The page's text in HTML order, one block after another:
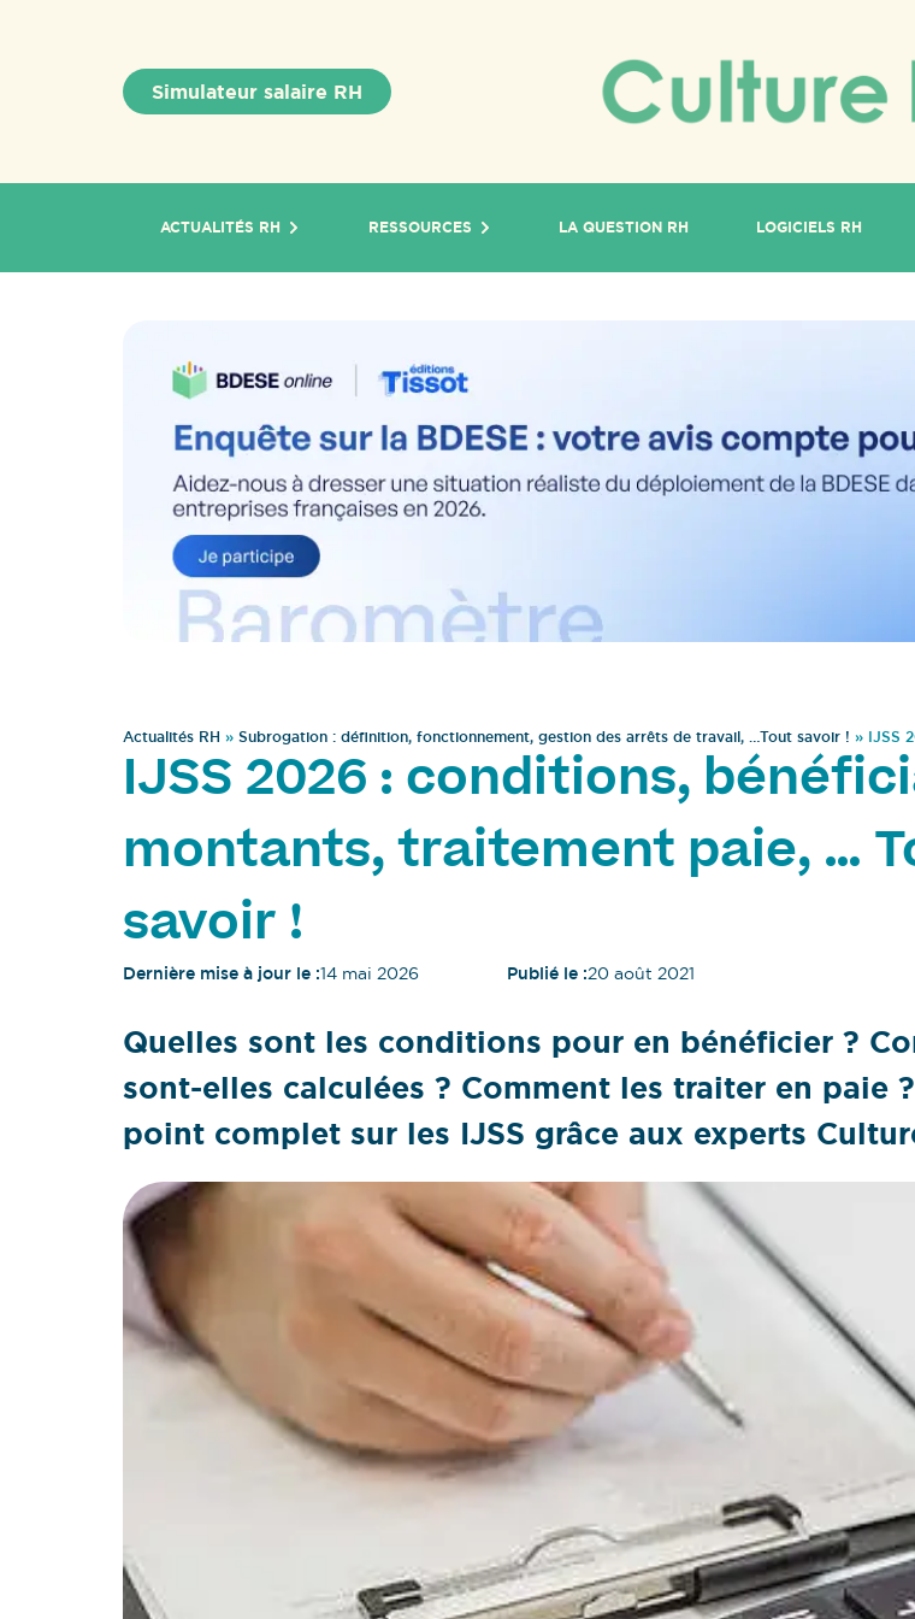
Simulateur salaire RH
ACTUALITÉS RH RESSOURCES LA QUESTION RH LOGICIELS RH
Actualités RH » Subrogation : définition, fonctionnement, gestion des arrêts de travail, …Tout savoir ! » IJSS
IJSS 2026 : conditions,
montants, traitement paie, …
savoir !
Dernière mise à jour le :14 mai 2026 Publié le :20 août 2021
Quelles sont les conditions pour en bénéficier ?
sont-elles calculées ? Comment les traiter en paie
point complet sur les IJSS grâce aux experts